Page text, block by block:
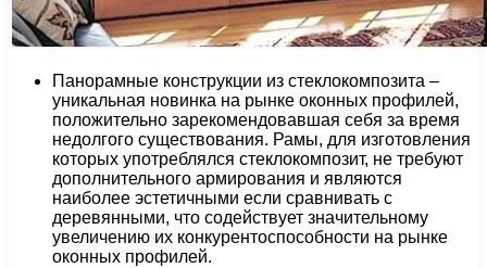
Панорамные конструкции из стеклокомпозита –
уникальная новинка на рынке оконных профилей,
положительно зарекомендовавшая себя за время
недолгого существования. Рамы, для изготовления
которых употреблялся стеклокомпозит, не требуют
дополнительного армирования и являются
наиболее эстетичными если сравнивать с
деревянными, что содействует значительному
увеличению их конкурентоспособности на рынке
оконных профилей.